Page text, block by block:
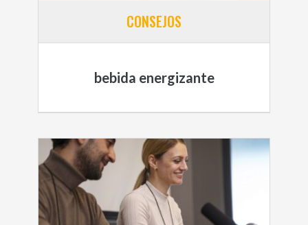
CONSEJOS
bebida energizante